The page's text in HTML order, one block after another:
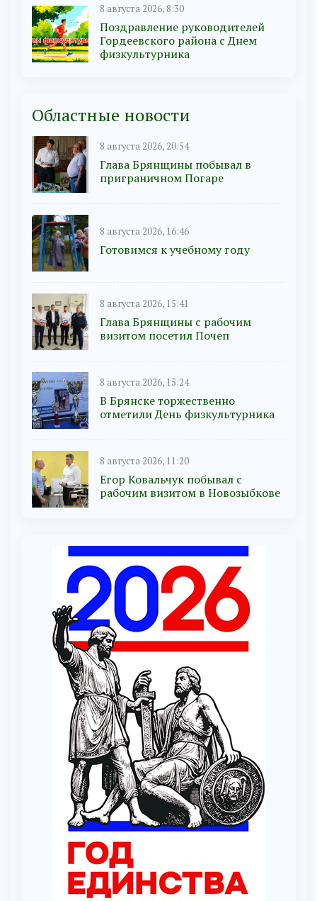
8 августа 2026, 8:30
Поздравление руководителей
Гордеевского района с Днем
физкультурника
Областные новости
8 августа 2026, 20:54
Глава Брянщины побывал в
приграничном Погаре
8 августа 2026, 16:46
Готовимся к учебному году
8 августа 2026, 15:41
Глава Брянщины с рабочим
визитом посетил Почеп
8 августа 2026, 15:24
В Брянске торжественно
отметили День физкультурника
8 августа 2026, 11:20
Егор Ковальчук побывал с
рабочим визитом в Новозыбкове